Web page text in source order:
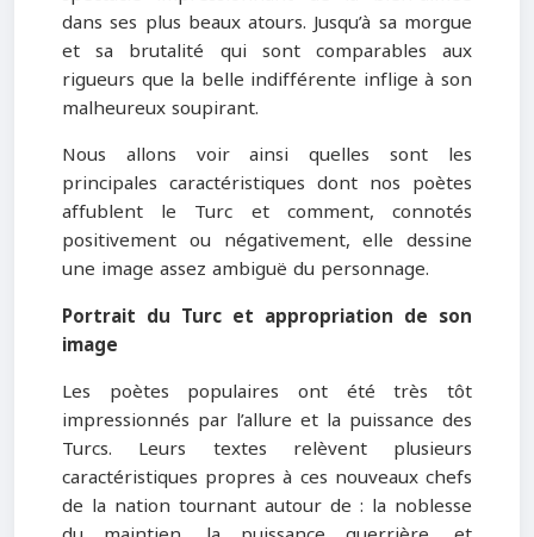
dans ses plus beaux atours. Jusqu’à sa morgue
et sa brutalité qui sont comparables aux
rigueurs que la belle indifférente inflige à son
malheureux soupirant.
Nous allons voir ainsi quelles sont les
principales caractéristiques dont nos poètes
affublent le Turc et comment, connotés
positivement ou négativement, elle dessine
une image assez ambiguë du personnage.
Portrait du Turc et appropriation de son
image
Les poètes populaires ont été très tôt
impressionnés par l’allure et la puissance des
Turcs. Leurs textes relèvent plusieurs
caractéristiques propres à ces nouveaux chefs
de la nation tournant autour de : la noblesse